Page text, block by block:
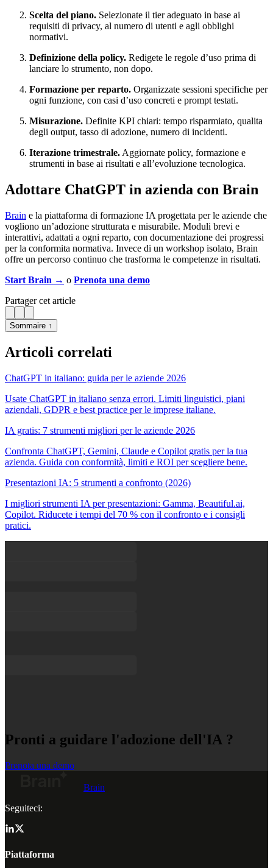
Scelta del piano. Selezionate il tier adeguato in base ai
requisiti di privacy, al numero di utenti e agli obblighi
normativi.
Definizione della policy. Redigete le regole d’uso prima di
lanciare lo strumento, non dopo.
Formazione per reparto. Organizzate sessioni specifiche per
ogni funzione, con casi d’uso concreti e prompt testati.
Misurazione. Definite KPI chiari: tempo risparmiato, qualita
degli output, tasso di adozione, numero di incidenti.
Iterazione trimestrale. Aggiornate policy, formazione e
strumenti in base ai risultati e all’evoluzione tecnologica.
Adottare ChatGPT in azienda con Brain
Brain e la piattaforma di formazione IA progettata per le aziende che
vogliono un’adozione strutturata e misurabile. Moduli brevi e
interattivi, adattati a ogni reparto, con documentazione dei progressi
per la conformita normativa. Invece di un workshop isolato, Brain
offre un percorso continuo che trasforma le competenze in risultati.
Start Brain → o Prenota una demo
Partager cet article
Sommaire ↑
Articoli correlati
ChatGPT in italiano: guida per le aziende 2026
Usate ChatGPT in italiano senza errori. Limiti linguistici, piani
aziendali, GDPR e best practice per le imprese italiane.
IA gratis: 7 strumenti migliori per le aziende 2026
Confronta ChatGPT, Gemini, Claude e Copilot gratis per la tua
azienda. Guida con conformità, limiti e ROI per scegliere bene.
Presentazioni IA: 5 strumenti a confronto (2026)
I migliori strumenti IA per presentazioni: Gamma, Beautiful.ai,
Copilot. Riducete i tempi del 70 % con il confronto e i consigli
pratici.
Pronti a guidare l'adozione dell'IA ?
Prenota una demo
Brain
Seguiteci:
Piattaforma